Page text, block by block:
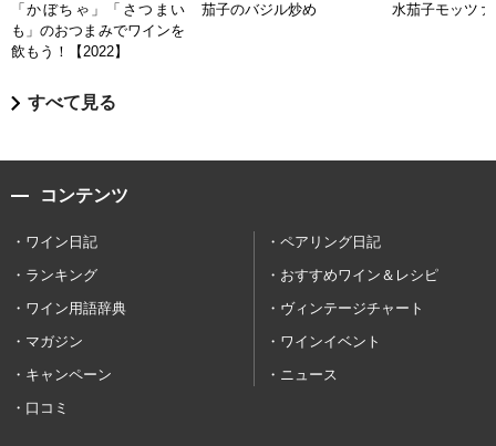
「かぼちゃ」「さつまい
も」のおつまみでワインを
飲もう！【2022】
茄子のバジル炒め 水茄子モッツァ
すべて見る
コンテンツ
ワイン日記
ペアリング日記
ランキング
おすすめワイン＆レシピ
ワイン用語辞典
ヴィンテージチャート
マガジン
ワインイベント
キャンペーン
ニュース
口コミ